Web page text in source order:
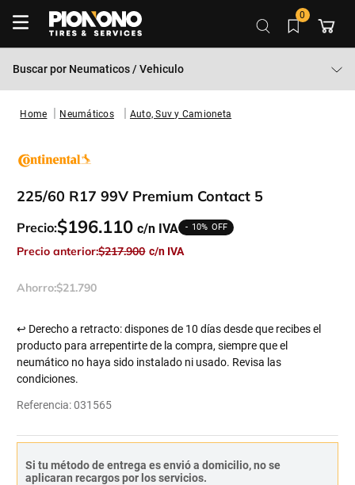
0
Buscar por Neumaticos / Vehiculo
Neumáticos Auto, Suv y Camioneta
225/60 R17 99V Premium Contact 5
Precio:$196.110 10%
Precio anterior:$217.900
Ahorro:$21.790
↩ Derecho a retracto: dispones de 10 días desde que recibes el
producto para arrepentirte de la compra, siempre que el
neumático no haya sido instalado ni usado. Revisa las
condiciones.
Referencia:031565
Si tu método de entrega es envió a domicilio, no se
aplicaran recargos por los servicios.